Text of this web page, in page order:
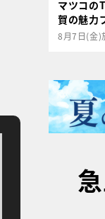
マツコの
賀の魅力
8月7日(金)